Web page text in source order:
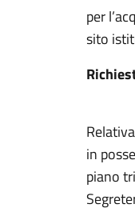
per
sito
in
piano